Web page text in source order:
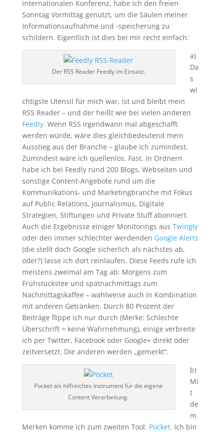
internationalen Konferenz, habe ich den freien
Sonntag Vormittag genutzt, um die Säulen meiner
Informationsaufnahme und -speicherung zu
schildern. Eigentlich ist dies bei mir recht einfach:
Der RSS Reader Feedly im Einsatz.
a)
Da
s
wi
chtigste Utensil für mich war, ist und bleibt mein
RSS Reader – und der heißt wie bei vielen anderen
Feedly. Wenn RSS irgendwann mal abgeschafft
werden würde, wäre dies gleichbedeutend mein
Ausstieg aus der Branche – glaube ich zumindest.
Zumindest wäre ich quellenlos. Fast. In Ordnern
habe ich bei Feedly rund 200 Blogs, Webseiten und
sonstige Content-Angebote rund um die
Kommunikations- und Marketingbranche mit Fokus
auf Public Relations, Journalismus, Digitale
Strategien, Stiftungen und Private Stuff abonniert.
Auch die Ergebnisse einiger Monitorings aus Twingly
oder den immer schlechter werdenden Google Alerts
(die stellt doch Google sicherlich als nächstes ab,
oder?) lasse ich dort reinlaufen. Diese Feeds rufe ich
meistens zweimal am Tag ab: Morgens zum
Frühstückstee und spätnachmittags zum
Nachmittagskaffee – wahlweise auch in Kombination
mit anderen Getränken. Durch 80 Prozent der
Beiträge flippe ich nur durch (Merke: Schlechte
Überschrift = keine Wahrnehmung), einige verbreite
ich per Twitter, Facebook oder Google+ direkt oder
zeitversetzt. Die anderen werden „gemerkt“.
Pocket als hilfreiches Instrument für die eigene
Content Verarbeitung.
b)
Mi
t
de
m
Merken komme ich zum zweiten Tool: Pocket. Ich bin